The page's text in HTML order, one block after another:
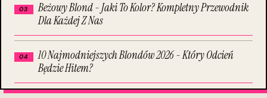
Beżowy Blond - Jaki To Kolor? Kompletny Przewodnik
Dla Każdej Z Nas
10 Najmodniejszych Blondów 2026 - Który Odcień
Będzie Hitem?